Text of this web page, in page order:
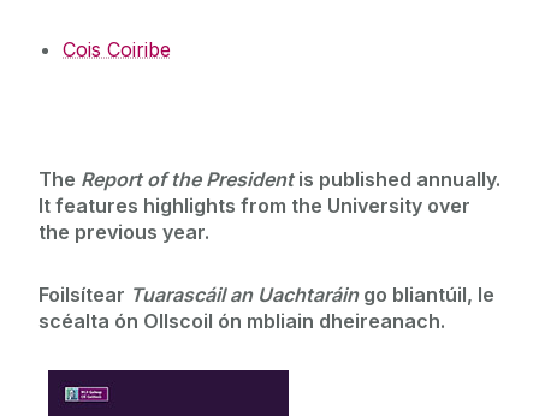
Cois Coiribe
The Report of the Presidentis published annually.
It features highlights from the University over
the previous year.
Foilsítear Tuarascáil an Uachtaráingo bliantúil, le
scéalta ón Ollscoil ón mbliain dheireanach.